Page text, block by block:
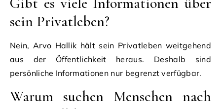
sein Privatleben?
Nein, Arvo Hallik hält sein Privatleben weitgehend
aus der Öffentlichkeit heraus. Deshalb sind
persönliche Informationen nur begrenzt verfügbar.
Warum suchen Menschen nach